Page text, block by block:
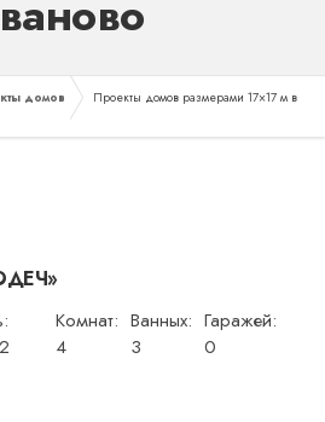
домов
Проекты домов размерами 17×17 м в
Комнат:
4
Ванных:
3
Гаражей:
0